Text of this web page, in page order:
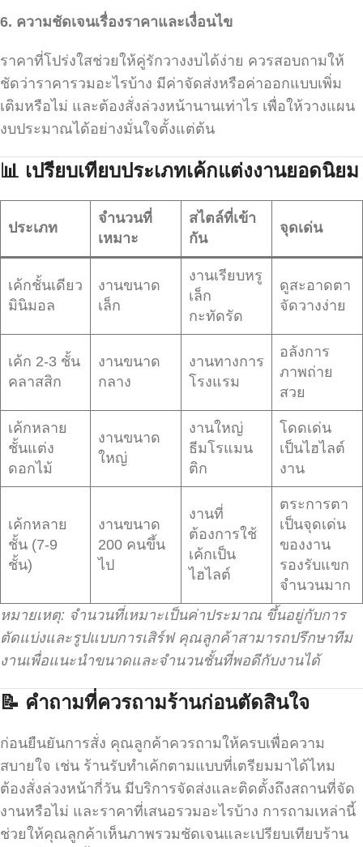
6. ความชัดเจนเรื่องราคาและเงื่อนไข
ราคาที่โปร่งใสช่วยให้คู่รักวางงบได้ง่าย ควรสอบถามให้
ชัดว่าราคารวมอะไรบ้าง มีค่าจัดส่งหรือค่าออกแบบเพิ่ม
เติมหรือไม่ และต้องสั่งล่วงหน้านานเท่าไร เพื่อให้วางแผน
งบประมาณได้อย่างมั่นใจตั้งแต่ต้น
📊 เปรียบเทียบประเภทเค้กแต่งงานยอดนิยม
ประเภท
จำนวนที่
เหมาะ
สไตล์ที่เข้า
กัน
จุดเด่น
เค้กชั้นเดียว
มินิมอล
งานขนาด
เล็ก
งานเรียบหรู
เล็ก
กะทัดรัด
ดูสะอาดตา
จัดวางง่าย
เค้ก 2-3 ชั้น
คลาสสิก
งานขนาด
กลาง
งานทางการ
โรงแรม
อลังการ
ภาพถ่าย
สวย
เค้กหลาย
ชั้นแต่ง
ดอกไม้
งานขนาด
ใหญ่
งานใหญ่
ธีมโรแมน
ติก
โดดเด่น
เป็นไฮไลต์
งาน
เค้กหลาย
ชั้น (7-9
ชั้น)
งานขนาด
200 คนขึ้น
ไป
งานที่
ต้องการใช้
เค้กเป็น
ไฮไลต์
ตระการตา
เป็นจุดเด่น
ของงาน
รองรับแขก
จำนวนมาก
หมายเหตุ: จำนวนที่เหมาะเป็นค่าประมาณ ขึ้นอยู่กับการ
ตัดแบ่งและรูปแบบการเสิร์ฟ คุณลูกค้าสามารถปรึกษาทีม
งานเพื่อแนะนำขนาดและจำนวนชั้นที่พอดีกับงานได้
📝 คำถามที่ควรถามร้านก่อนตัดสินใจ
ก่อนยืนยันการสั่ง คุณลูกค้าควรถามให้ครบเพื่อความ
สบายใจ เช่น ร้านรับทำเค้กตามแบบที่เตรียมมาได้ไหม
ต้องสั่งล่วงหน้ากี่วัน มีบริการจัดส่งและติดตั้งถึงสถานที่จัด
งานหรือไม่ และราคาที่เสนอรวมอะไรบ้าง การถามเหล่านี้
ช่วยให้คุณลูกค้าเห็นภาพรวมชัดเจนและเปรียบเทียบร้าน